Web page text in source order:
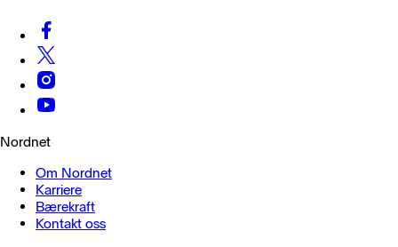
Nordnet
Om Nordnet
Karriere
Bærekraft
Kontakt oss